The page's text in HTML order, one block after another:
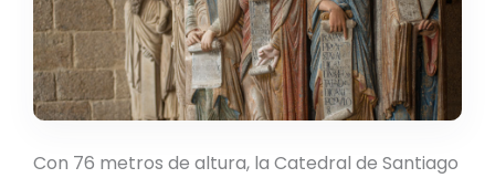
Con 76 metros de altura, la Catedral de Santiago